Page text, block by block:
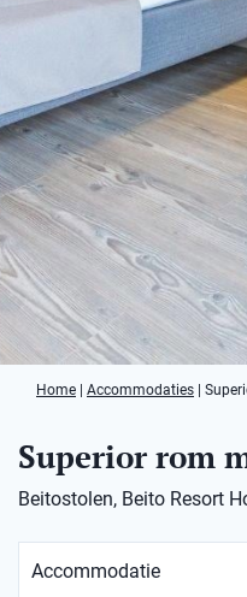
Home Accommodaties
Superior rom
Beitostolen, Beito Resort